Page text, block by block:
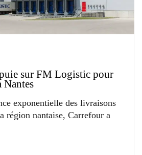
sur FM Logistic pour
Nantes
exponentielle des livraisons
région nantaise, Carrefour a